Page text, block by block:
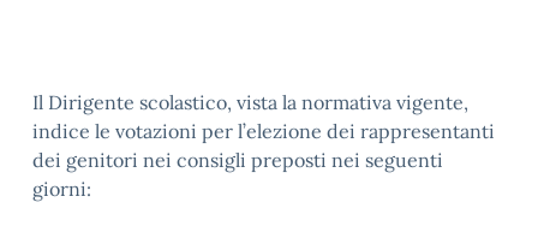
Il Dirigente scolastico, vista la normativa vigente,
indice le votazioni per l’elezione dei rappresentanti
dei genitori nei consigli preposti nei seguenti
giorni: